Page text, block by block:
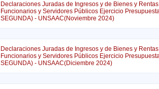
Declaraciones Juradas de Ingresos y de Bienes y
Funcionarios y Servidores Públicos Ejercicio
SEGUNDA) - UNSAAC(Noviembre 2024)
Declaraciones Juradas de Ingresos y de Bienes y
Funcionarios y Servidores Públicos Ejercicio
SEGUNDA) - UNSAAC(Diciembre 2024)